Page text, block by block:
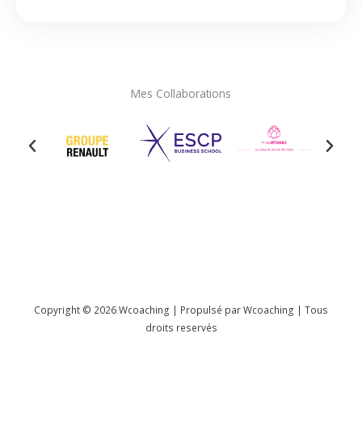
Mes Collaborations
Copyright © 2026 Wcoaching | Propulsé par Wcoaching | Tous
droits reservés